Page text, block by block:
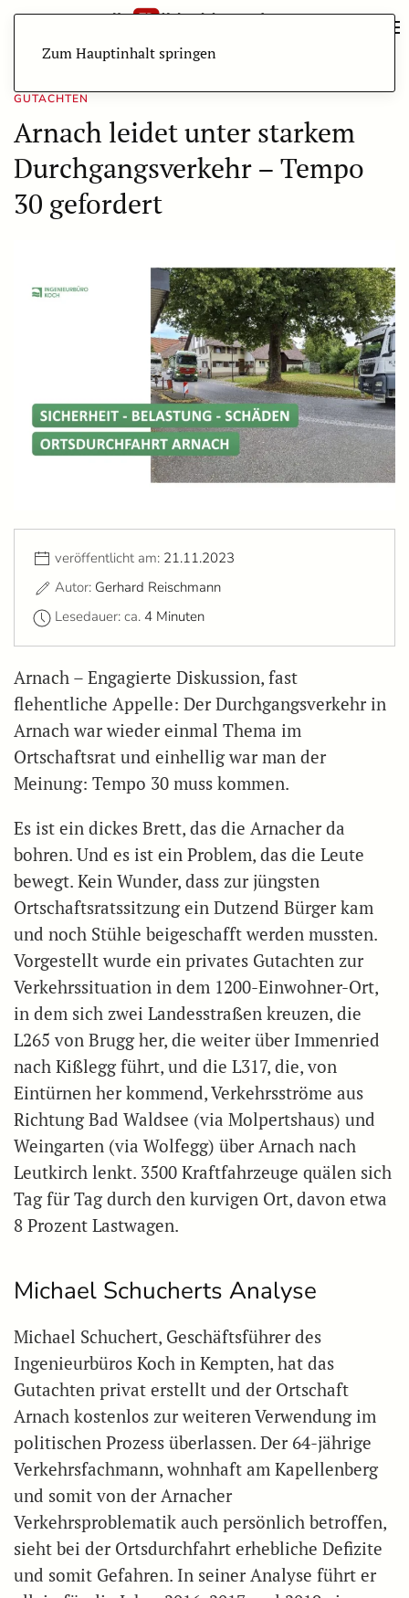
Zum Hauptinhalt springen
GUTACHTEN
Arnach leidet unter starkem
Durchgangsverkehr – Tempo
30 gefordert
veröffentlicht am: 21.11.2023
Autor: Gerhard Reischmann
Lesedauer: ca. 4 Minuten
Arnach – Engagierte Diskussion, fast
flehentliche Appelle: Der Durchgangsverkehr in
Arnach war wieder einmal Thema im
Ortschaftsrat und einhellig war man der
Meinung: Tempo 30 muss kommen.
Es ist ein dickes Brett, das die Arnacher da
bohren. Und es ist ein Problem, das die Leute
bewegt. Kein Wunder, dass zur jüngsten
Ortschaftsratssitzung ein Dutzend Bürger kam
und noch Stühle beigeschafft werden mussten.
Vorgestellt wurde ein privates Gutachten zur
Verkehrssituation in dem 1200-Einwohner-Ort,
in dem sich zwei Landesstraßen kreuzen, die
L265 von Brugg her, die weiter über Immenried
nach Kißlegg führt, und die L317, die, von
Eintürnen her kommend, Verkehrsströme aus
Richtung Bad Waldsee (via Molpertshaus) und
Weingarten (via Wolfegg) über Arnach nach
Leutkirch lenkt. 3500 Kraftfahrzeuge quälen sich
Tag für Tag durch den kurvigen Ort, davon etwa
8 Prozent Lastwagen.
Michael Schucherts Analyse
Michael Schuchert, Geschäftsführer des
Ingenieurbüros Koch in Kempten, hat das
Gutachten privat erstellt und der Ortschaft
Arnach kostenlos zur weiteren Verwendung im
politischen Prozess überlassen. Der 64-jährige
Verkehrsfachmann, wohnhaft am Kapellenberg
und somit von der Arnacher
Verkehrsproblematik auch persönlich betroffen,
sieht bei der Ortsdurchfahrt erhebliche Defizite
und somit Gefahren. In seiner Analyse führt er